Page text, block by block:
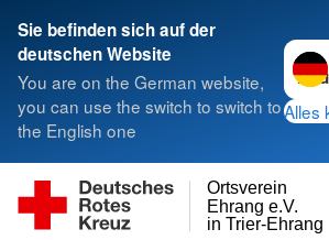
Sie befinden sich auf der
deutschen Website
You are on the German website,
you can use the switch to switch to
the English one
Alles
in Trier-Ehrang
Ehrang e.V.
Ortsverein